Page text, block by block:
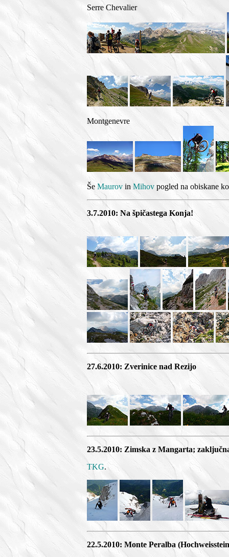
Serre Chevalier
Montgenevre
Še Maurov in Mihov pogled na obiskane
3.7.2010: Na špičastega Konja!
27.6.2010: Zverinice nad Rezijo
23.5.2010: Zimska z Mangarta;
TKG.
22.5.2010: Monte Peralba